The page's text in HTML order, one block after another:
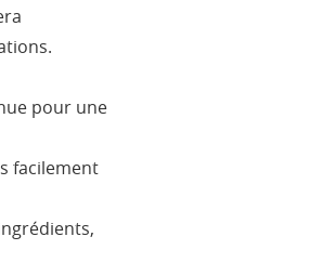
pour une
facilement